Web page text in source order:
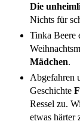
Die
Nichts für
Tinka Beere
Mädchen.
Abgefahren
Geschichte
Ressel zu.
etwas härter